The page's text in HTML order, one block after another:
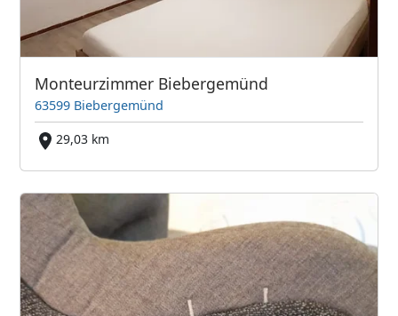
Monteurzimmer Biebergemünd
63599 Biebergemünd
29,03 km